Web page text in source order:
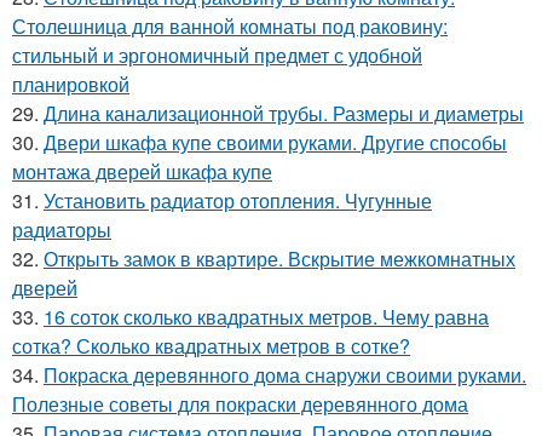
Столешница для ванной комнаты под раковину:
стильный и эргономичный предмет с удобной
планировкой
29. Длина канализационной трубы. Размеры и диаметры
30. Двери шкафа купе своими руками. Другие способы
монтажа дверей шкафа купе
31. Установить радиатор отопления. Чугунные
радиаторы
32. Открыть замок в квартире. Вскрытие межкомнатных
дверей
33. 16 соток сколько квадратных метров. Чему равна
сотка? Сколько квадратных метров в сотке?
34. Покраска деревянного дома снаружи своими руками.
Полезные советы для покраски деревянного дома